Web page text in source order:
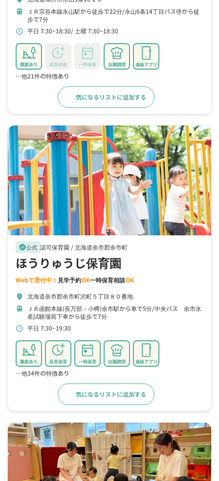
train ＪＲ宗谷本線永山駅から徒歩で22分 永山6条14丁目バス停から徒
歩で7分
schedule 平日 7:30~18:30 土曜 7:30~18:30
園庭あり 延長保育 一時保育 自園調理 連絡アプリ
…他21件の特徴あり
気になるリストに追加する
verified公式 認可保育園 /北海道余市郡余市町
ほうりゅうじ保育園
Webで受付中！ 見学予約OK一時保育相談OK
location_on 北海道余市郡余市町沢町５丁目８０番地
train ＪＲ函館本線(長万部－小樽)余市駅から車で5分 中央バス 余市水
産試験場前下車から徒歩で7分
schedule 平日 7:30~19:30
園庭あり 延長保育 一時保育 自園調理 連絡アプリ
…他34件の特徴あり
気になるリストに追加する